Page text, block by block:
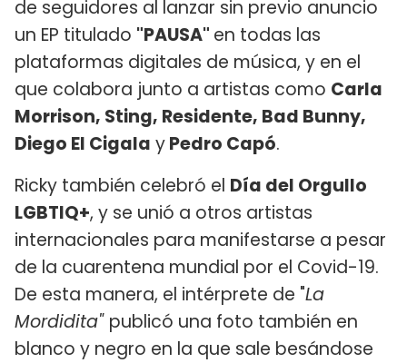
de seguidores al lanzar sin previo anuncio
un EP titulado "PAUSA" en todas las
plataformas digitales de música, y en el
que colabora junto a artistas como Carla
Morrison, Sting, Residente, Bad Bunny,
Diego El Cigala yPedro Capó.
Ricky también celebró el Día del Orgullo
LGBTIQ+, y se unió a otros artistas
internacionales para manifestarse a pesar
de la cuarentena mundial por el Covid-19.
De esta manera, el intérprete de "La
Mordidita" publicó una foto también en
blanco y negro en la que sale besándose